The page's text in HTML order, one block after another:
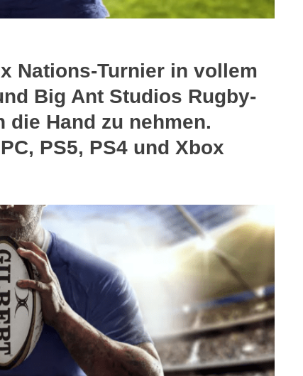
Nations-Turnier in vollem
Big Ant Studios Rugby-
Hand zu nehmen.
PS5, PS4 und Xbox